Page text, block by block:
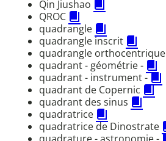
Qin Jiushao
QROC
quadrangle
quadrangle inscrit
quadrangle orthocentrique
quadrant - géométrie -
quadrant - instrument -
quadrant de Copernic
quadrant des sinus
quadratrice
quadratrice de Dinostrate